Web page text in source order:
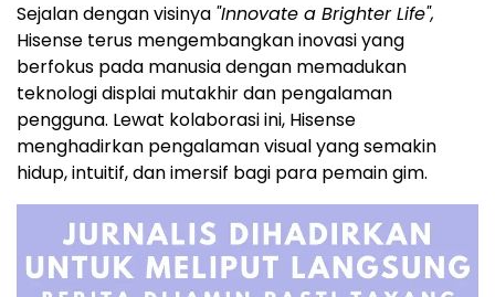
Sejalan dengan visinya "Innovate a Brighter Life",
Hisense terus mengembangkan inovasi yang
berfokus pada manusia dengan memadukan
teknologi displai mutakhir dan pengalaman
pengguna. Lewat kolaborasi ini, Hisense
menghadirkan pengalaman visual yang semakin
hidup, intuitif, dan imersif bagi para pemain gim.